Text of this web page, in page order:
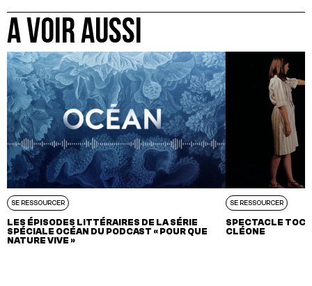
A VOIR AUSSI
SE RESSOURCER
LES ÉPISODES LITTÉRAIRES DE LA SÉRIE
SPÉCIALE OCÉAN DU PODCAST « POUR QUE
NATURE VIVE »
SE RESSOURCER
SPECTACLE TOC
CLÉONE